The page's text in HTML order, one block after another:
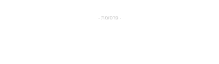
- פרסומת -